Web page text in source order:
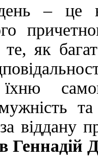
день – це
як
віддану